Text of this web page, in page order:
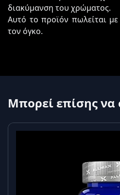
διακύμανση του χρώματος.
Αυτό το προϊόν πωλείται
τον όγκο.
Μπορεί επίσης να